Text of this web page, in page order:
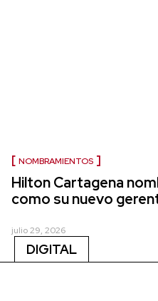
NOMBRAMIENTOS
Hilton Cartagena
como su nuevo
julio 29, 2026
DIGITAL